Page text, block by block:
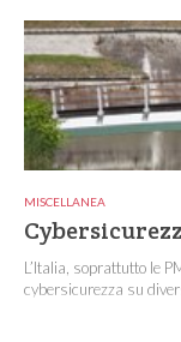
MISCELLANEA
L’Italia, soprattutto le
cybersicurezza su